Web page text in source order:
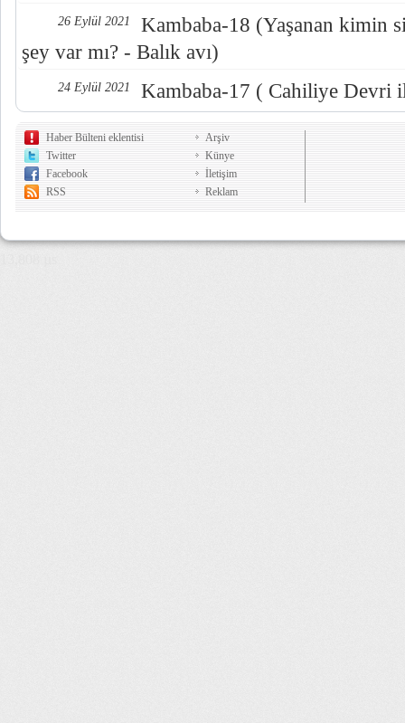
26 Eylül 2021
Kambaba-18 (Yaşanan kimin
şey var mı? - Balık avı)
24 Eylül 2021 Kambaba-17 ( Cahiliye Devri
Haber Bülteni eklentisi
Twitter
Facebook
RSS
Arşiv
Künye
İletişim
Reklam